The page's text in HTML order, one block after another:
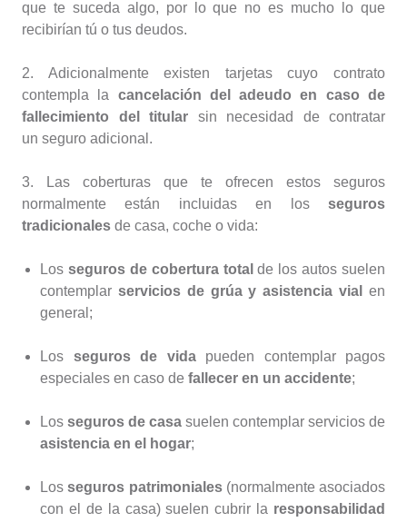
que te suceda algo, por lo que no es mucho lo que
recibirían tú o tus deudos.
2. Adicionalmente existen tarjetas cuyo contrato
contempla la cancelación del adeudo en caso de
fallecimiento del titular sin necesidad de contratar
un seguro adicional.
3. Las coberturas que te ofrecen estos seguros
normalmente están incluidas en los seguros
tradicionales de casa, coche o vida:
Los seguros de cobertura total de los autos suelen
contemplar servicios de grúa y asistencia vial
en
general;
Los seguros de vidapueden contemplar pagos
especiales en caso de fallecer en un accidente;
Los seguros de casa suelen contemplar servicios de
asistencia en el hogar;
Losseguros patrimoniales(normalmente asociados
con el de la casa) suelen cubrir la responsabilidad